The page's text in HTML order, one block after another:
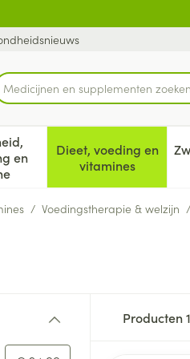
merk, categorie...
M
ensubmenu voor Schoonheid,
Dieet, voeding en
vitamines
Toon
/ Voedingstherapie & welzijn /
Producten1